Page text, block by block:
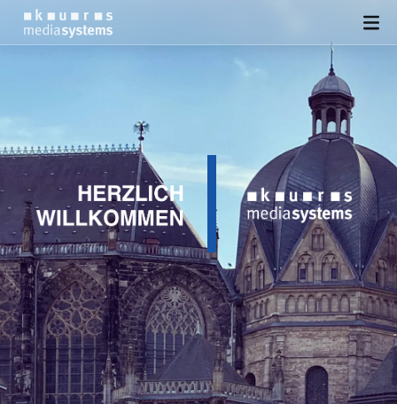
DESIGN
SEO
SOFTWARE
PRESSE
KONTAKT